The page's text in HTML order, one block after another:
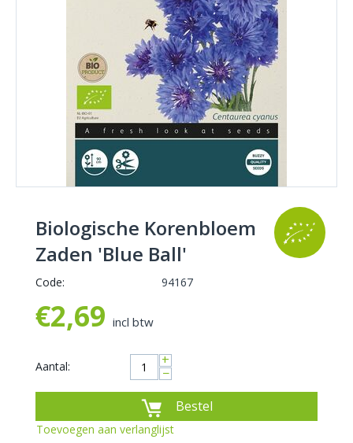
Biologische Korenbloem
Zaden 'Blue Ball'
Code: 94167
€2,69 incl btw
Aantal: +
−
Bestel
Toevoegen aan verlanglijst